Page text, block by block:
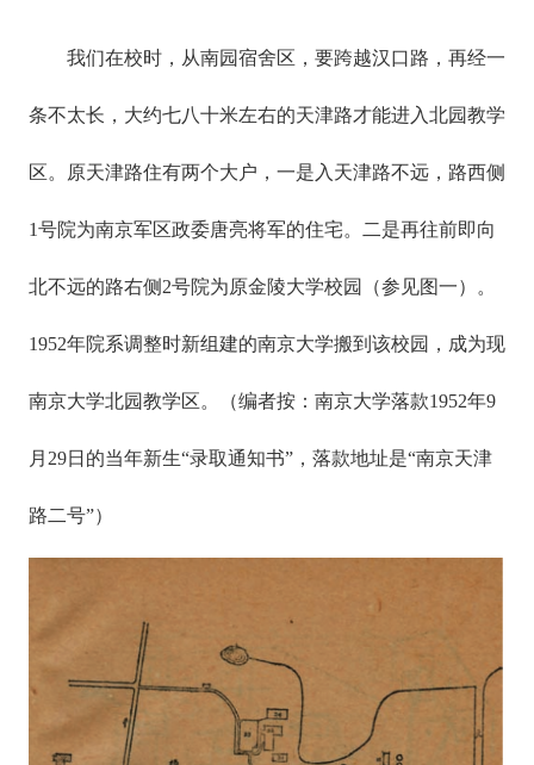
我们在校时，从南园宿舍区，要跨越汉口路，再经一
条不太长，大约七八十米左右的天津路才能进入北园教学
区。原天津路住有两个大户，一是入天津路不远，路西侧
1号院为南京军区政委唐亮将军的住宅。二是再往前即向
北不远的路右侧2号院为原金陵大学校园（参见图一）。
1952年院系调整时新组建的南京大学搬到该校园，成为现
南京大学北园教学区。（编者按：南京大学落款1952年9
月29日的当年新生“录取通知书”，落款地址是“南京天津
路二号”）